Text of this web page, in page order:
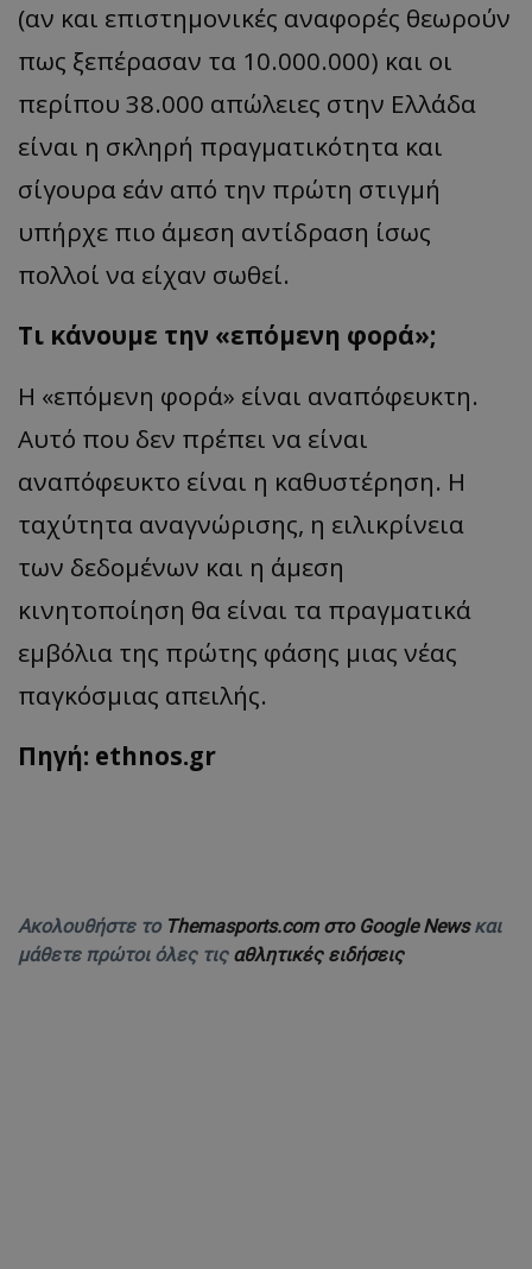
(αν και επιστημονικές αναφορές θεωρούν
πως ξεπέρασαν τα 10.000.000) και οι
περίπου 38.000 απώλειες στην Ελλάδα
είναι η σκληρή πραγματικότητα και
σίγουρα εάν από την πρώτη στιγμή
υπήρχε πιο άμεση αντίδραση ίσως
πολλοί να είχαν σωθεί.
Τι κάνουμε την «επόμενη φορά»;
Η «επόμενη φορά» είναι αναπόφευκτη.
Αυτό που δεν πρέπει να είναι
αναπόφευκτο είναι η καθυστέρηση. Η
ταχύτητα αναγνώρισης, η ειλικρίνεια
των δεδομένων και η άμεση
κινητοποίηση θα είναι τα πραγματικά
εμβόλια της πρώτης φάσης μιας νέας
παγκόσμιας απειλής.
Πηγή: ethnos.gr
Ακολουθήστε το Themasports.com στο Google Newsκαι
μάθετε πρώτοι όλες τις αθλητικές ειδήσεις